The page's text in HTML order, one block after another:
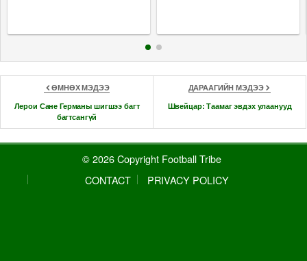
ӨМНӨХ МЭДЭЭ
Лерои Сане Германы шигшээ багт
багтсангүй
ДАРААГИЙН МЭДЭЭ
Швейцар: Таамаг эвдэх улаанууд
© 2026 Copyright Football Tribe
CONTACT
PRIVACY POLICY